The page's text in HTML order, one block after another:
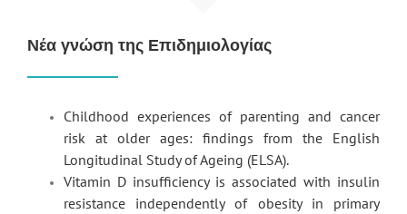
Νέα γνώση της Επιδημιολογίας
Childhood experiences of parenting and cancer
risk at older ages: findings from the English
Longitudinal Study of Ageing (ELSA).
Vitamin D insufficiency is associated with insulin
resistance independently of obesity in primary